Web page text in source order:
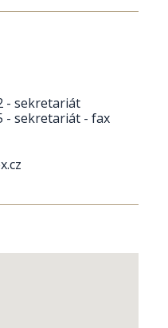
- sekretariát
- sekretariát - fax